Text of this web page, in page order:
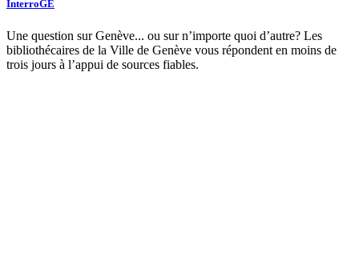
InterroGE
Une question sur Genève... ou sur n’importe quoi d’autre? Les
bibliothécaires de la Ville de Genève vous répondent en moins de
trois jours à l’appui de sources fiables.